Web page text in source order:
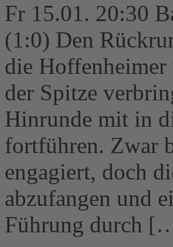
Fr 15.01. 20:30
(1:0) Den
die Hoffenheimer
der Spitze
Hinrunde mit in
fortführen. Zwar
engagiert, doch
abzufangen und
Führung durch